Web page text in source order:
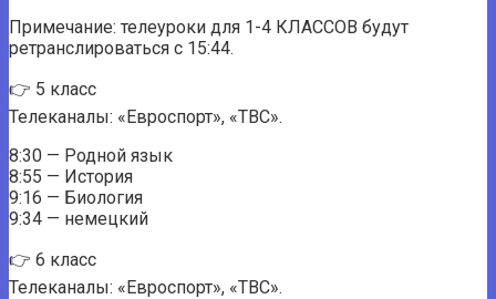
Примечание: телеуроки для 1-4 КЛАССОВ будут
ретранслироваться с 15:44.
👉 5 класс
Телеканалы: «Евроспорт», «ТВС».
8:30 — Родной язык
8:55 — История
9:16 — Биология
9:34 — немецкий
👉 6 класс
Телеканалы: «Евроспорт», «ТВС».